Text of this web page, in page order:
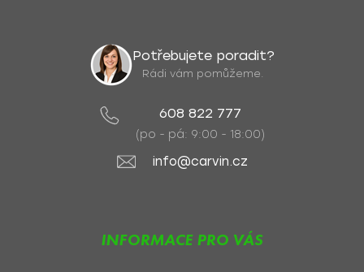
Potřebujete poradit?
Rádi vám pomůžeme.
608 822 777
(po - pá: 9:00 - 18:00)
info@carvin.cz
INFORMACE PRO VÁS